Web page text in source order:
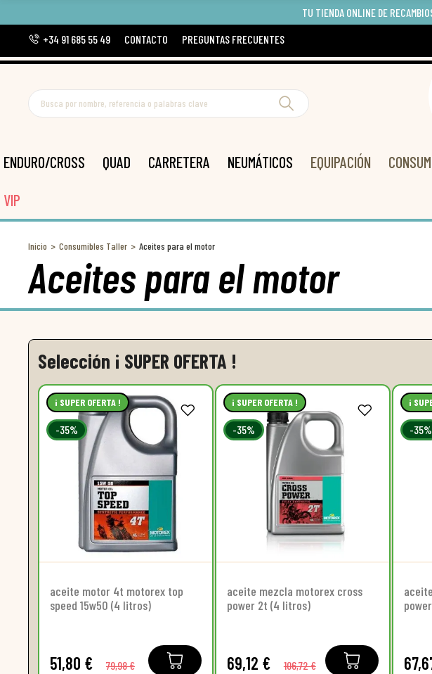
TU TIENDA ONLINE DE
+34 91 685 55 49
CONTACTO PREGUNTAS FRECUENTES
ENDURO/CROSS QUAD CARRETERA NEUMÁTICOS EQUIPACIÓN
VIP
Inicio Consumibles Taller Aceites para el motor
Aceites para el motor
Selección ¡ SUPER OFERTA !
¡ SUPER OFERTA !
-35%
aceite motor 4t motorex top
speed 15w50 (4 litros)
51,80 € 79,98 €
¡ SUPER OFERTA !
-35%
aceite mezcla motorex cross
power 2t (4 litros)
69,12 € 106,72 €
¡
-35%